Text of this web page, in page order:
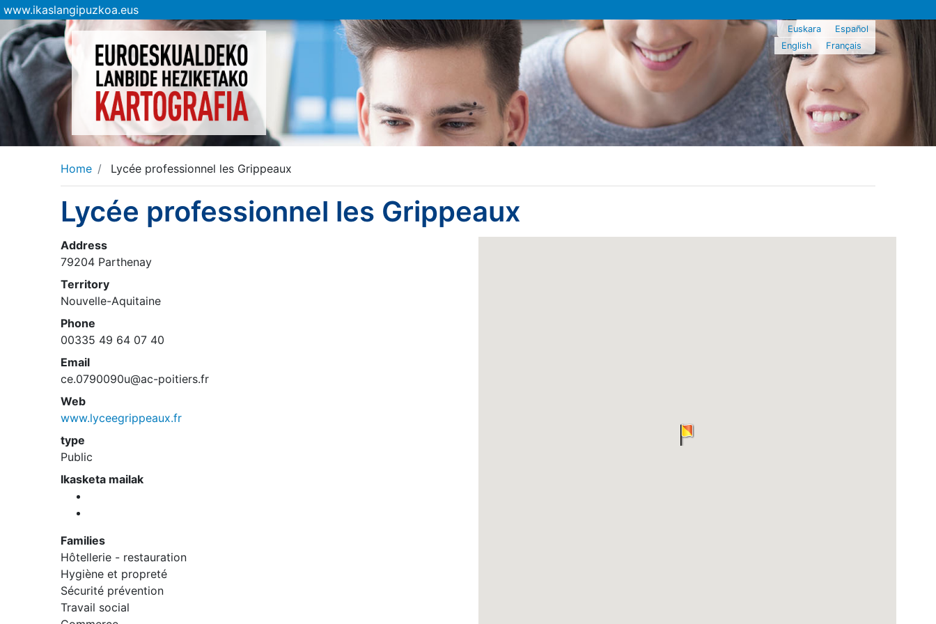
www.ikaslangipuzkoa.eus
Euskara
Español
English
Français
Home Lycée professionnel les Grippeaux
Lycée professionnel les Grippeaux
Address
79204 Parthenay
Territory
Nouvelle-Aquitaine
Phone
00335 49 64 07 40
Email
ce.0790090u@ac-poitiers.fr
Web
www.lyceegrippeaux.fr
type
Public
Ikasketa mailak
Families
Hôtellerie - restauration
Hygiène et propreté
Sécurité prévention
Travail social